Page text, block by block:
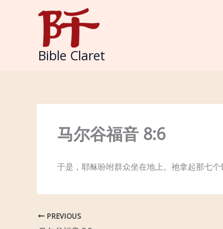
Bible Claret
马尔谷福音 8:6
于是，耶稣吩咐群众坐在地上。祂拿起那七
PREVIOUS